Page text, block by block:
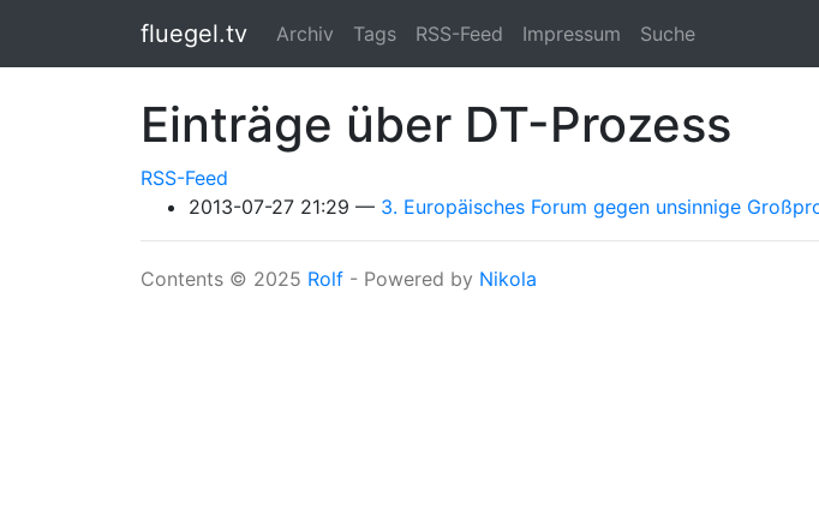
fluegel.tv Archiv Tags RSS-Feed Impressum Suche
Einträge über DT-Prozess
RSS-Feed
2013-07-27 21:29
3. Europäisches Forum gegen unsinnige
Contents © 2025 Rolf - Powered by Nikola